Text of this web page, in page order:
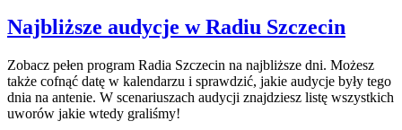
Najbliższe audycje w Radiu Szczecin
Zobacz pełen program Radia Szczecin na najbliższe dni. Możesz
także cofnąć datę w kalendarzu i sprawdzić, jakie audycje były tego
dnia na antenie. W scenariuszach audycji znajdziesz listę wszystkich
uworów jakie wtedy graliśmy!